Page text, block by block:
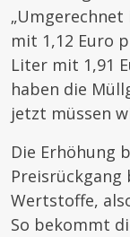
mit 1,12 Euro
Liter mit 1,91
haben die
jetzt müssen
Die Erhöhung
Preisrückgang
Wertstoffe,
So bekommt